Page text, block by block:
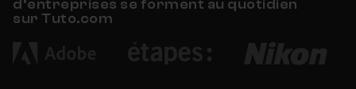
d’entreprises se forment au quotidien
sur Tuto.com